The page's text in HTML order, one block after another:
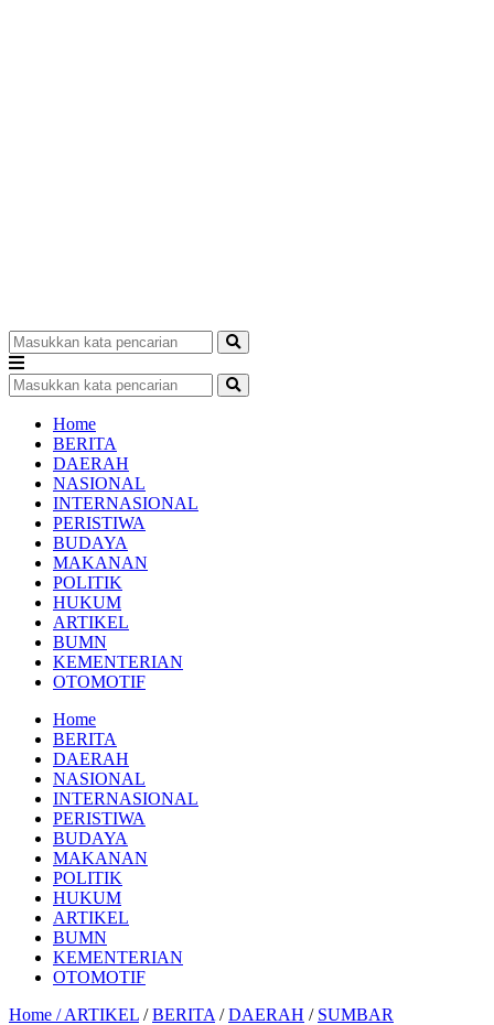
Home
BERITA
DAERAH
NASIONAL
INTERNASIONAL
PERISTIWA
BUDAYA
MAKANAN
POLITIK
HUKUM
ARTIKEL
BUMN
KEMENTERIAN
OTOMOTIF
Home
BERITA
DAERAH
NASIONAL
INTERNASIONAL
PERISTIWA
BUDAYA
MAKANAN
POLITIK
HUKUM
ARTIKEL
BUMN
KEMENTERIAN
OTOMOTIF
Home /ARTIKEL /BERITA /DAERAH / SUMBAR